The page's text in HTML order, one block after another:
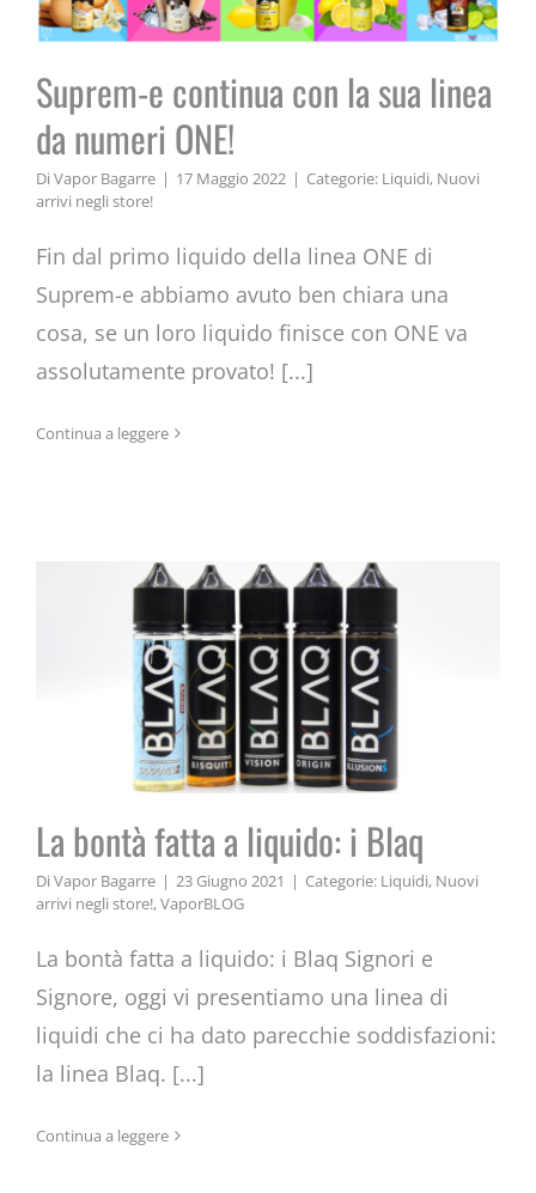
Suprem-e continua con la sua linea
da numeri ONE!
Di Vapor Bagarre | 17 Maggio 2022 | Categorie: Liquidi, Nuovi
arrivi negli store!
Fin dal primo liquido della linea ONE di
Suprem-e abbiamo avuto ben chiara una
cosa, se un loro liquido finisce con ONE va
assolutamente provato! [...]
Continua a leggere
La bontà fatta a liquido: i Blaq
La bontà fatta a liquido: i Blaq
Di Vapor Bagarre | 23 Giugno 2021 | Categorie: Liquidi, Nuovi
arrivi negli store!,VaporBLOG
La bontà fatta a liquido: i Blaq Signori e
Signore, oggi vi presentiamo una linea di
liquidi che ci ha dato parecchie soddisfazioni:
la linea Blaq. [...]
Continua a leggere
I 5 migliori liquidi freschi estivi